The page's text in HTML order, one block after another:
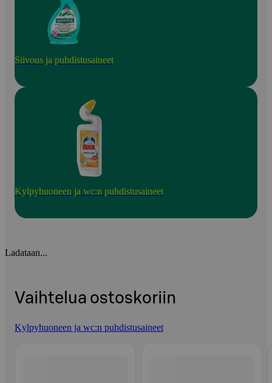
Siivous ja puhdistusaineet
Kylpyhuoneen ja wc:n puhdistusaineet
Ladataan...
Vaihtelua ostoskoriin
Kylpyhuoneen ja wc:n puhdistusaineet